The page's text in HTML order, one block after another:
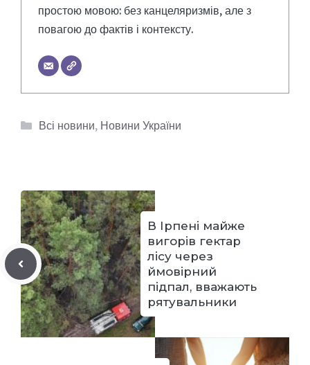
простою мовою: без канцеляризмів, але з
повагою до фактів і контексту.
Категорії
Всі новини, Новини України
В Ірпені майже
вигорів гектар
лісу через
ймовірний
підпал, вважають
рятувальники